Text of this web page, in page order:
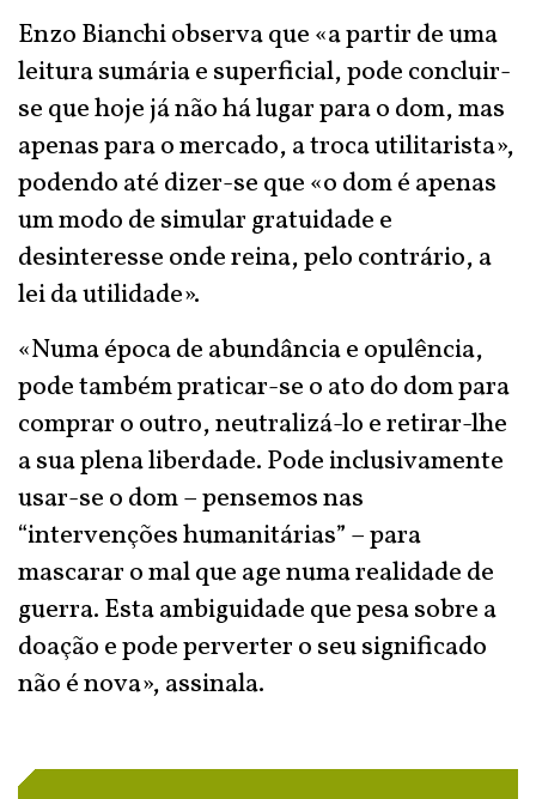
Enzo Bianchi observa que «a partir de uma
leitura sumária e superficial, pode concluir-
se que hoje já não há lugar para o dom, mas
apenas para o mercado, a troca utilitarista»,
podendo até dizer-se que «o dom é apenas
um modo de simular gratuidade e
desinteresse onde reina, pelo contrário, a
lei da utilidade».
«Numa época de abundância e opulência,
pode também praticar-se o ato do dom para
comprar o outro, neutralizá-lo e retirar-lhe
a sua plena liberdade. Pode inclusivamente
usar-se o dom – pensemos nas
“intervenções humanitárias” – para
mascarar o mal que age numa realidade de
guerra. Esta ambiguidade que pesa sobre a
doação e pode perverter o seu significado
não é nova», assinala.